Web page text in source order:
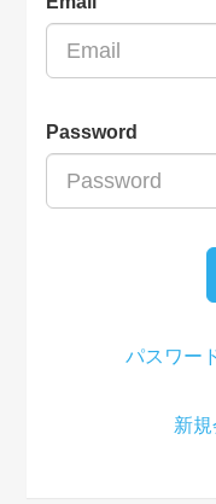
Password
パスワー
新